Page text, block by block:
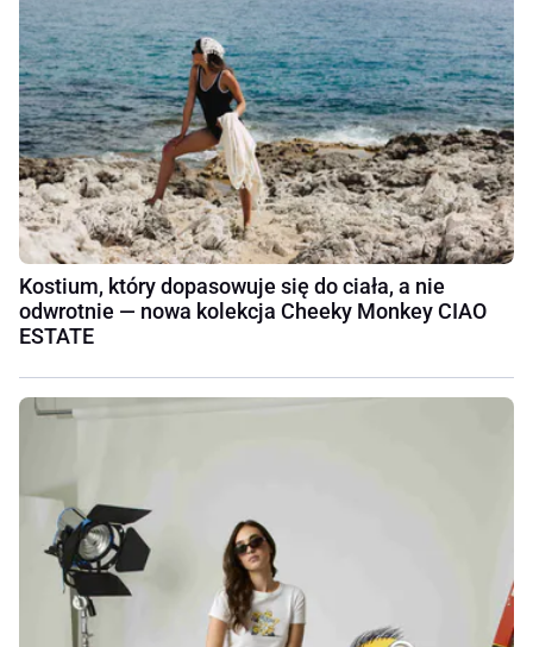
Kostium, który dopasowuje się do ciała, a nie
odwrotnie — nowa kolekcja Cheeky Monkey CIAO
ESTATE